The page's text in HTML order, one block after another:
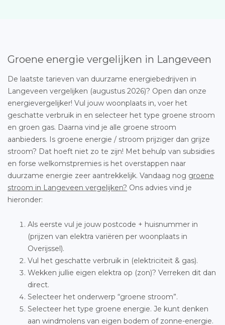
Groene energie vergelijken in Langeveen
De laatste tarieven van duurzame energiebedrijven in
Langeveen vergelijken (augustus 2026)? Open dan onze
energievergelijker! Vul jouw woonplaats in, voer het
geschatte verbruik in en selecteer het type groene stroom
en groen gas. Daarna vind je alle groene stroom
aanbieders. Is groene energie / stroom prijziger dan grijze
stroom? Dat hoeft niet zo te zijn! Met behulp van subsidies
en forse welkomstpremies is het overstappen naar
duurzame energie zeer aantrekkelijk. Vandaag nog groene
stroom in Langeveen vergelijken? Ons advies vind je
hieronder:
Als eerste vul je jouw postcode + huisnummer in
(prijzen van elektra variëren per woonplaats in
Overijssel).
Vul het geschatte verbruik in (elektriciteit & gas).
Wekken jullie eigen elektra op (zon)? Verreken dit dan
direct.
Selecteer het onderwerp “groene stroom”.
Selecteer het type groene energie. Je kunt denken
aan windmolens van eigen bodem of zonne-energie.